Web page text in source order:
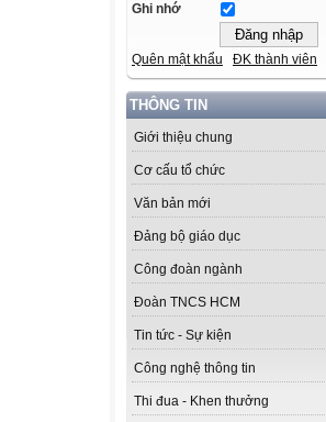
Ghi nhớ
Quên mật khẩu ĐK thành viên
THÔNG TIN
Giới thiệu chung
Cơ cấu tổ chức
Văn bản mới
Đảng bộ giáo dục
Công đoàn ngành
Đoàn TNCS HCM
Tin tức - Sự kiện
Công nghệ thông tin
Thi đua - Khen thưởng